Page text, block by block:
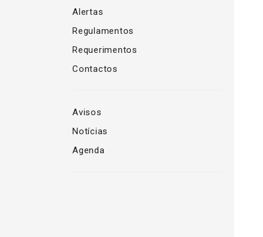
Alertas
Regulamentos
Requerimentos
Contactos
Avisos
Notícias
Agenda